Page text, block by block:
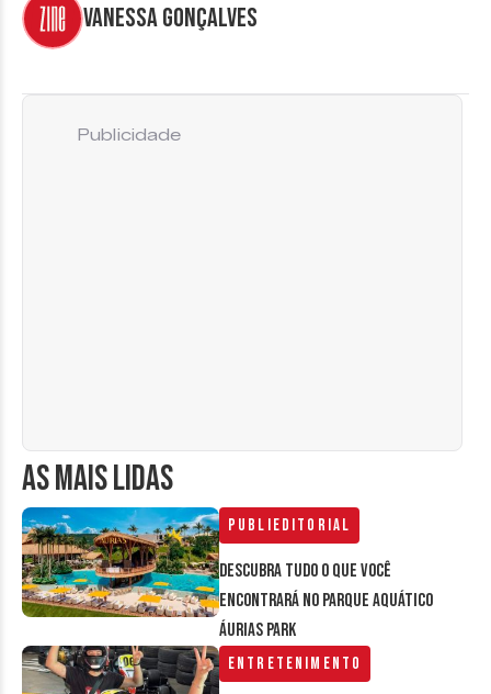
Vanessa Gonçalves
AS MAIS LIDAS
Publieditorial
Descubra tudo o que você
encontrará no parque aquático
Áurias Park
Entretenimento
Publicidade